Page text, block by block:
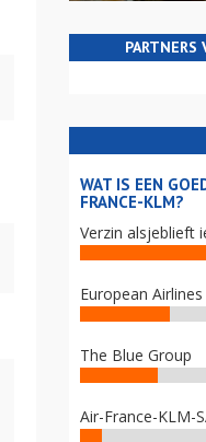
PARTNERS
WAT IS EEN
FRANCE-KLM?
Verzin alsjeblieft
European
The Blue Group
Air-France-KLM-